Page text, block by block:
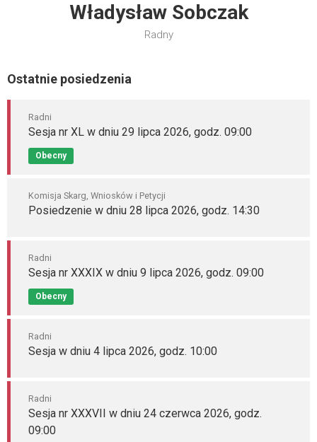
Władysław Sobczak
Radny
Ostatnie posiedzenia
Radni
Sesja nr XL w dniu 29 lipca 2026, godz. 09:00
Obecny
Komisja Skarg, Wniosków i Petycji
Posiedzenie w dniu 28 lipca 2026, godz. 14:30
Radni
Sesja nr XXXIX w dniu 9 lipca 2026, godz. 09:00
Obecny
Radni
Sesja w dniu 4 lipca 2026, godz. 10:00
Radni
Sesja nr XXXVII w dniu 24 czerwca 2026, godz.
09:00